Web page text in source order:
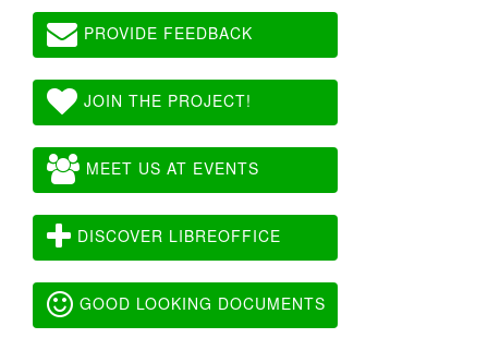
PROVIDE FEEDBACK
JOIN THE PROJECT!
MEET US AT EVENTS
DISCOVER LIBREOFFICE
GOOD LOOKING DOCUMENTS